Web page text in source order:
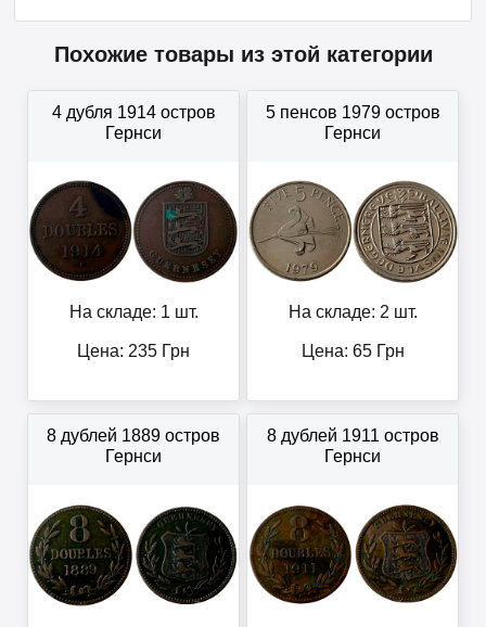
Похожие товары из этой категории
4 дубля 1914 остров
Гернси
На складе: 1 шт.
Цена: 235 Грн
5 пенсов 1979 остров
Гернси
На складе: 2 шт.
Цена: 65Грн
8 дублей 1889 остров
Гернси
8 дублей 1911 остров
Гернси